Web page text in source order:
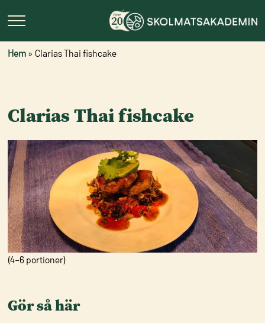
Hem » Clarias Thai fishcake
Clarias Thai fishcake
(4–6 portioner)
Gör så här